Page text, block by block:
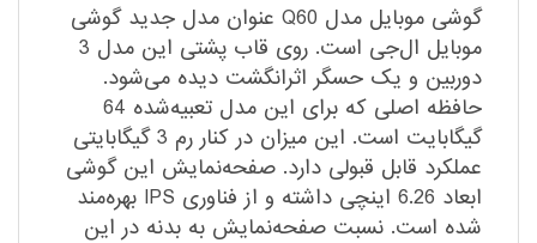
گوشی موبایل مدل Q60 عنوان مدل جدید گوشی
موبایل ال‌جی است. روی قاب پشتی این مدل 3
دوربین و یک حسگر اثرانگشت دیده می‌شود.
حافظه اصلی که برای این مدل تعبیه‌شده 64
گیگابایت است. این میزان در کنار رم 3 گیگابایتی
عملکرد قابل قبولی دارد. صفحه‌نمایش این گوشی
ابعاد 6.26 اینچی داشته و از فناوری IPS بهره‌مند
شده است. نسبت صفحه‌نمایش به بدنه در این